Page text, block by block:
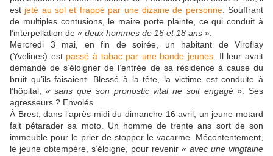
est jeté au sol et frappé par une dizaine de personne. Souffrant
de multiples contusions, le maire porte plainte, ce qui conduit à
l’interpellation de « deux hommes de 16 et 18 ans »
Mercredi 3 mai, en fin de soirée, un habitant de Viroflay
(Yvelines) est passé à tabac par une bande jeunes . Il leur avait
demandé de s’éloigner de l’entrée de sa résidence à cause du
bruit qu’ils faisaient. Blessé à la tête, la victime est conduite à
l’hôpital, « sans que son pronostic vital ne soit engagé » . Ses
agresseurs ? Envolés.
À Brest, dans l’après-midi du dimanche 16 avril, un jeune motard
fait pétarader sa moto. Un homme de trente ans sort de son
immeuble pour le prier de stopper le vacarme. Mécontentement,
le jeune obtempère, s’éloigne, pour revenir « avec une vingtaine